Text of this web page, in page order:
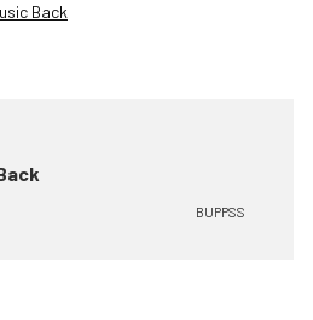
Back
BUPPSS